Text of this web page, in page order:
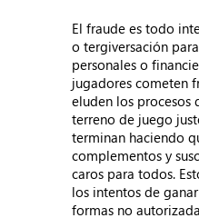
El fraude es todo
o tergiversación
personales o
jugadores cometen
eluden los procesos
terreno de juego
terminan haciendo
complementos y
caros para todos.
los intentos de
formas no